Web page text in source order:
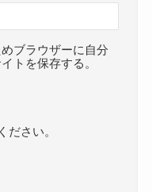
ブラウザーに自分
トを保存する。
ださい。